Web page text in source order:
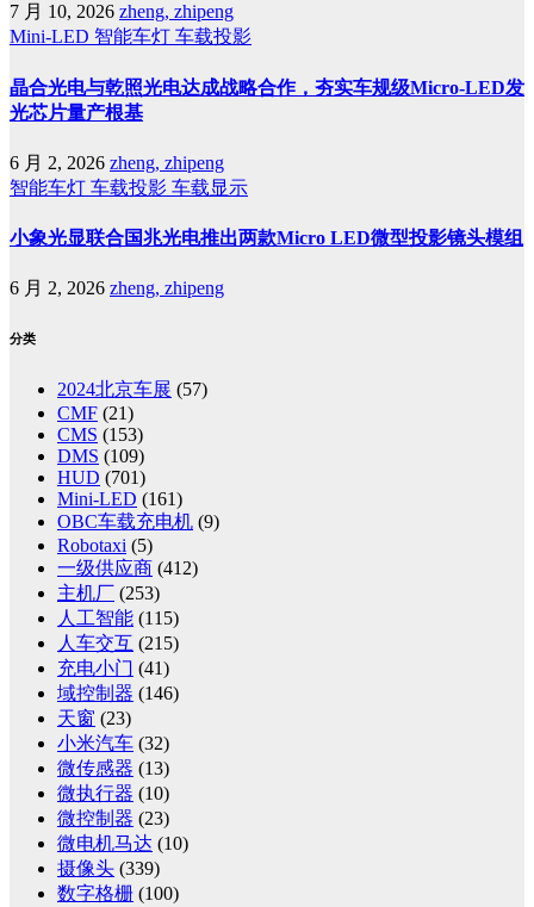
7 月 10, 2026 zheng, zhipeng
Mini-LED 智能车灯 车载投影
晶合光电与乾照光电达成战略合作，夯实车规级Micro-LED发
光芯片量产根基
6 月 2, 2026 zheng, zhipeng
智能车灯 车载投影 车载显示
小象光显联合国兆光电推出两款Micro LED微型投影镜头模组
6 月 2, 2026 zheng, zhipeng
分类
2024北京车展 (57)
CMF (21)
CMS (153)
DMS (109)
HUD (701)
Mini-LED (161)
OBC车载充电机 (9)
Robotaxi (5)
一级供应商 (412)
主机厂 (253)
人工智能 (115)
人车交互 (215)
充电小门 (41)
域控制器 (146)
天窗 (23)
小米汽车 (32)
微传感器 (13)
微执行器 (10)
微控制器 (23)
微电机马达 (10)
摄像头 (339)
数字格栅 (100)